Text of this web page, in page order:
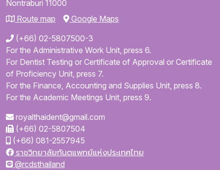
Nontraburi 11000
Route map
Google Maps
(+66) 02-5807500-3
For the Administrative Work Unit, press 6.
For Dentist Testing or Certificate of Approval or Certificate
of Proficiency Unit, press 7.
For the Finance, Accounting and Supplies Unit, press 8.
For the Academic Meetings Unit, press 9.
royalthaident@gmail.com
(+66) 02-5807504
(+66) 081-2557945
ราชวิทยาลัยทันตแพทย์แห่งประเทศไทย
@rcdsthailand